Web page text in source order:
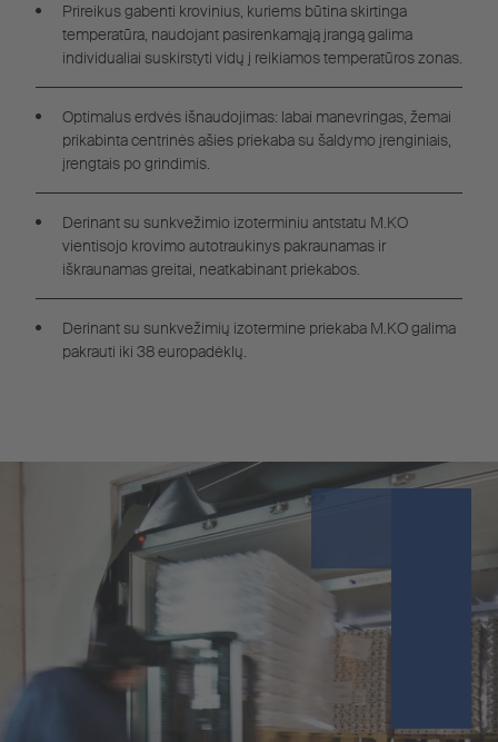
Prireikus gabenti krovinius, kuriems būtina skirtinga
temperatūra, naudojant pasirenkamąją įrangą galima
individualiai suskirstyti vidų į reikiamos temperatūros zonas.
Optimalus erdvės išnaudojimas: labai manevringas, žemai
prikabinta centrinės ašies priekaba su šaldymo įrenginiais,
įrengtais po grindimis.
Derinant su sunkvežimio izoterminiu antstatu M.KO
vientisojo krovimo autotraukinys pakraunamas ir
iškraunamas greitai, neatkabinant priekabos.
Derinant su sunkvežimių izotermine priekaba M.KO galima
pakrauti iki 38 europadėklų.